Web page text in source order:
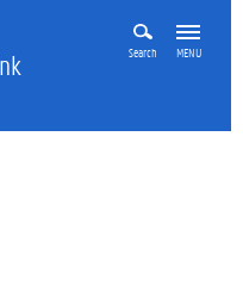
Search MENU